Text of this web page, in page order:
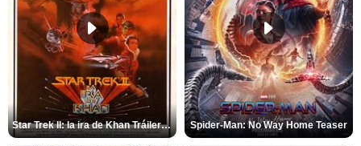
Star Trek II: la ira de Khan Tráiler VO Spider-Man: No Way Home Teaser